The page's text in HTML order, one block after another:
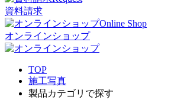
資料請求
Online Shop
オンラインショップ
TOP
施工写真
製品カテゴリで探す